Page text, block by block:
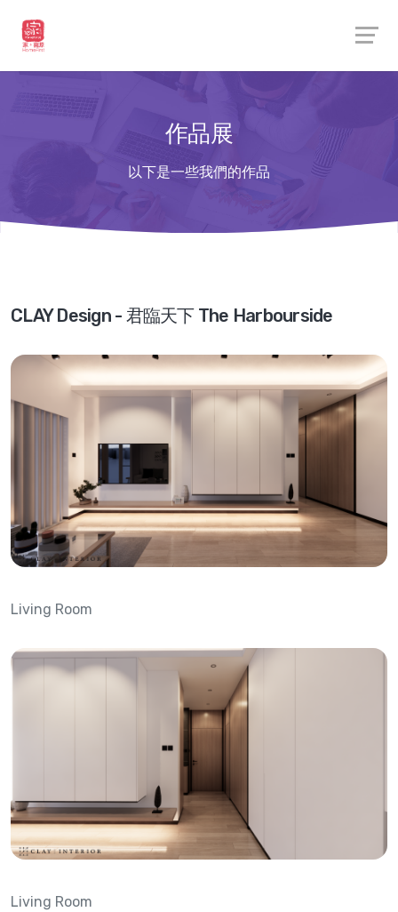
作品展
以下是一些我們的作品
CLAY Design - 君臨天下 The Harbourside
Living Room
Living Room